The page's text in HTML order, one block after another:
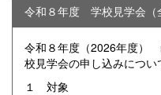
令和８年度 学校見学会（
令和８年度（2026年度
校見学会の申し込みについ
１ 対象